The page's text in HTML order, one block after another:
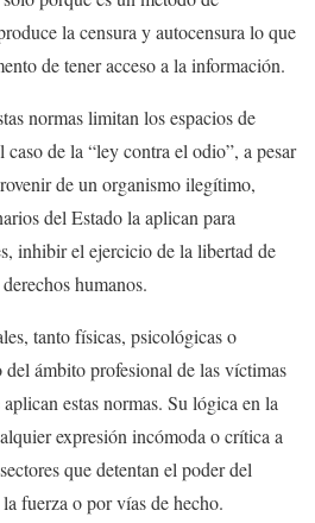
la censura y autocensura lo que
de tener acceso a la información.
normas limitan los espacios de
de la “ley contra el odio”, a pesar
de un organismo ilegítimo,
del Estado la aplican para
inhibir el ejercicio de la libertad de
humanos.
tanto físicas, psicológicas o
ámbito profesional de las víctimas
estas normas. Su lógica en la
expresión incómoda o crítica a
que detentan el poder del
fuerza o por vías de hecho.